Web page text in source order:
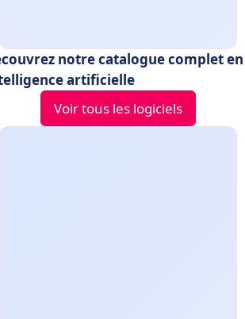
notre catalogue complet en
artificielle
Voir tous les logiciels